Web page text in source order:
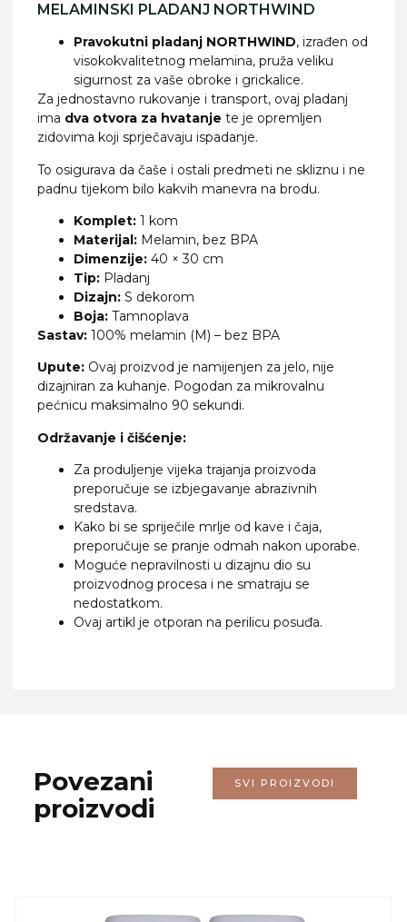
MELAMINSKI PLADANJ NORTHWIND
Pravokutni pladanj NORTHWIND, izrađen od
visokokvalitetnog melamina, pruža veliku
sigurnost za vaše obroke i grickalice.
Za jednostavno rukovanje i transport, ovaj pladanj
ima dva otvora za hvatanje te je opremljen
zidovima koji sprječavaju ispadanje.
To osigurava da čaše i ostali predmeti ne skliznu i ne
padnu tijekom bilo kakvih manevra na brodu.
Komplet: 1 kom
Materijal: Melamin, bez BPA
Dimenzije: 40 × 30 cm
Tip: Pladanj
Dizajn: S dekorom
Boja: Tamnoplava
Sastav: 100% melamin (M) – bez BPA
Upute: Ovaj proizvod je namijenjen za jelo, nije
dizajniran za kuhanje. Pogodan za mikrovalnu
pećnicu maksimalno 90 sekundi.
Održavanje i čišćenje:
Za produljenje vijeka trajanja proizvoda
preporučuje se izbjegavanje abrazivnih
sredstava.
Kako bi se spriječile mrlje od kave i čaja,
preporučuje se pranje odmah nakon uporabe.
Moguće nepravilnosti u dizajnu dio su
proizvodnog procesa i ne smatraju se
nedostatkom.
Ovaj artikl je otporan na perilicu posuđa.
Povezani
proizvodi
SVI PROIZVODI